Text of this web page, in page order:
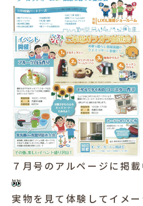
７月号のアルページに掲
実物を見て体験してイメ